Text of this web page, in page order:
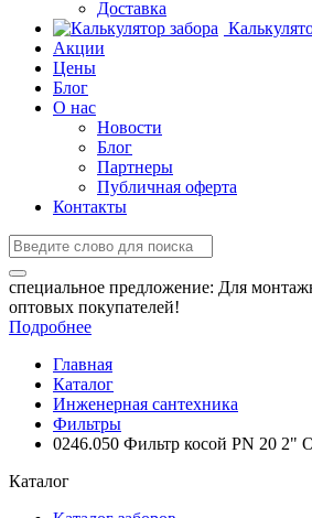
Доставка
Акции
Цены
Блог
О нас
Новости
Блог
Партнеры
Публичная оферта
Контакты
специальное предложение: Для
оптовых покупателей!
Подробнее
Главная
Каталог
Инженерная сантехника
Фильтры
0246.050 Фильтр косой PN 20 2"
Каталог